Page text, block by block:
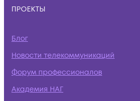
ПРОЕКТЫ
Блог
Новости телекоммуникаций
Форум профессионалов
Академия НАГ